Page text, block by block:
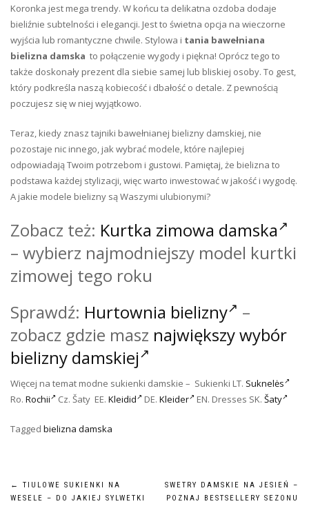
Koronka jest mega trendy. W końcu ta delikatna ozdoba dodaje
bieliźnie subtelności i elegancji. Jest to świetna opcja na wieczorne
wyjścia lub romantyczne chwile. Stylowa i tania bawełniana
bielizna damska to połączenie wygody i piękna! Oprócz tego to
także doskonały prezent dla siebie samej lub bliskiej osoby. To gest,
który podkreśla naszą kobiecość i dbałość o detale. Z pewnością
poczujesz się w niej wyjątkowo.
Teraz, kiedy znasz tajniki bawełnianej bielizny damskiej, nie
pozostaje nic innego, jak wybrać modele, które najlepiej
odpowiadają Twoim potrzebom i gustowi. Pamiętaj, że bielizna to
podstawa każdej stylizacji, więc warto inwestować w jakość i wygodę.
A jakie modele bielizny są Waszymi ulubionymi?
Zobacz też: Kurtka zimowa damska
– wybierz najmodniejszy model kurtki
zimowej tego roku
Sprawdź: Hurtownia bielizny
–
zobacz gdzie masz największy wybór
bielizny damskiej
Więcej na temat modne sukienki damskie – Sukienki LT. Suknelės
Ro. Rochii Cz. Šaty EE. Kleidid DE. Kleider EN. Dresses SK. Šaty
Tagged bielizna damska
Nawigacja
←
TIULOWE SUKIENKI NA
WESELE – DO JAKIEJ SYLWETKI
SWETRY DAMSKIE NA JESIEŃ –
POZNAJ BESTSELLERY SEZONU